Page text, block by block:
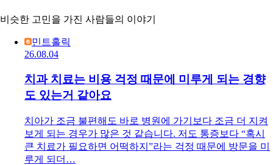
비슷한 고민을 가진 사람들의 이야기
민트홀릭
26.08.04
치과 치료는 비용 걱정 때문에 미루게 되는 경향
도 있는거 같아요
치아가 조금 불편해도 바로 병원에 가기보다 조금 더 지켜
보게 되는 경우가 많은 것 같습니다. 저도 통증보다 “혹시
큰 치료가 필요하면 어떡하지”라는 걱정 때문에 방문을 미
루게 되더…